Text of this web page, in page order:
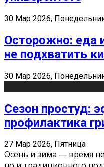
30 Мар 2026,
Осторожно: еда
не подхватить
30 Мар 2026,
Сезон простуд:
профилактика
27 Мар 2026, Пятница
Осень и зима — время